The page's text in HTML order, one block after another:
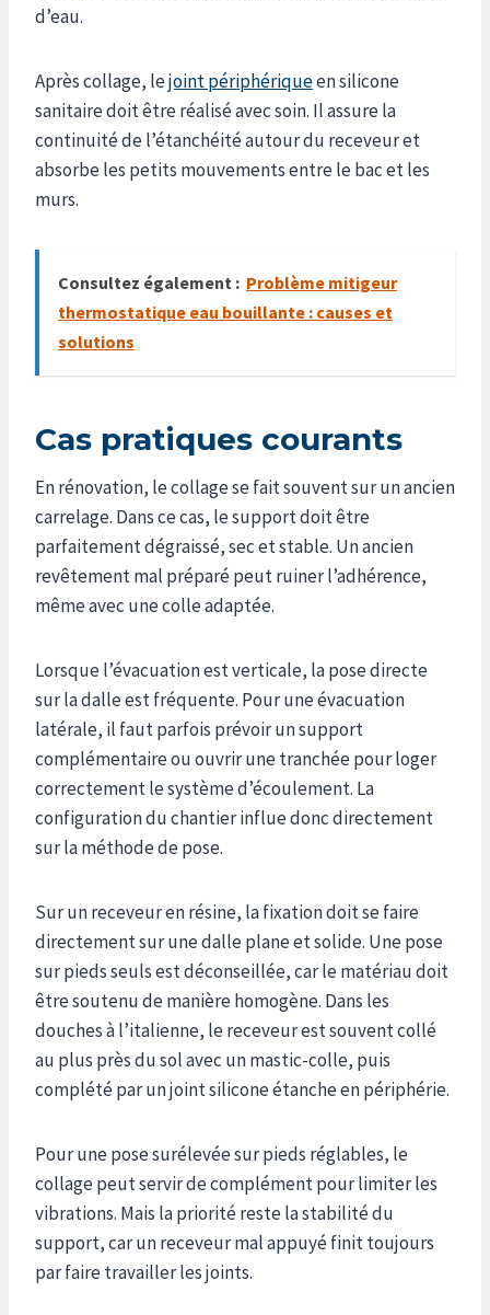
d’eau.
Après collage, lejoint périphériqueen silicone
sanitaire doit être réalisé avec soin. Il assure la
continuité de l’étanchéité autour du receveur et
absorbe les petits mouvements entre le bac et les
murs.
Consultez également : Problème mitigeur
thermostatique eau bouillante : causes et
solutions
Cas pratiques courants
En rénovation, le collage se fait souvent sur un ancien
carrelage. Dans ce cas, le support doit être
parfaitement dégraissé, sec et stable. Un ancien
revêtement mal préparé peut ruiner l’adhérence,
même avec une colle adaptée.
Lorsque l’évacuation est verticale, la pose directe
sur la dalle est fréquente. Pour une évacuation
latérale, il faut parfois prévoir un support
complémentaire ou ouvrir une tranchée pour loger
correctement le système d’écoulement. La
configuration du chantier influe donc directement
sur la méthode de pose.
Sur un receveur en résine, la fixation doit se faire
directement sur une dalle plane et solide. Une pose
sur pieds seuls est déconseillée, car le matériau doit
être soutenu de manière homogène. Dans les
douches à l’italienne, le receveur est souvent collé
au plus près du sol avec un mastic-colle, puis
complété par un joint silicone étanche en périphérie.
Pour une pose surélevée sur pieds réglables, le
collage peut servir de complément pour limiter les
vibrations. Mais la priorité reste la stabilité du
support, car un receveur mal appuyé finit toujours
par faire travailler les joints.